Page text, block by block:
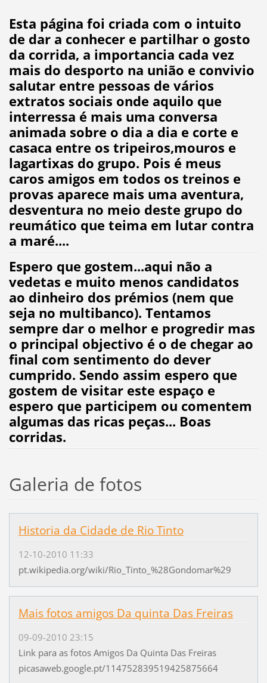
Esta página foi criada com o intuito
de dar a conhecer e partilhar o gosto
da corrida, a importancia cada vez
mais do desporto na união e convivio
salutar entre pessoas de vários
extratos sociais onde aquilo que
interressa é mais uma conversa
animada sobre o dia a dia e corte e
casaca entre os tripeiros,mouros e
lagartixas do grupo. Pois é meus
caros amigos em todos os treinos e
provas aparece mais uma aventura,
desventura no meio deste grupo do
reumático que teima em lutar contra
a maré....
Espero que gostem...aqui não a
vedetas e muito menos candidatos
ao dinheiro dos prémios (nem que
seja no multibanco). Tentamos
sempre dar o melhor e progredir mas
o principal objectivo é o de chegar ao
final com sentimento do dever
cumprido. Sendo assim espero que
gostem de visitar este espaço e
espero que participem ou comentem
algumas das ricas peças... Boas
corridas.
Galeria de fotos
Historia da Cidade de Rio Tinto
12-10-2010 11:33
pt.wikipedia.org/wiki/Rio_Tinto_%28Gondomar%29
Mais fotos amigos Da quinta Das Freiras
09-09-2010 23:15
Link para as fotos Amigos Da Quinta Das Freiras
picasaweb.google.pt/114752839519425875664